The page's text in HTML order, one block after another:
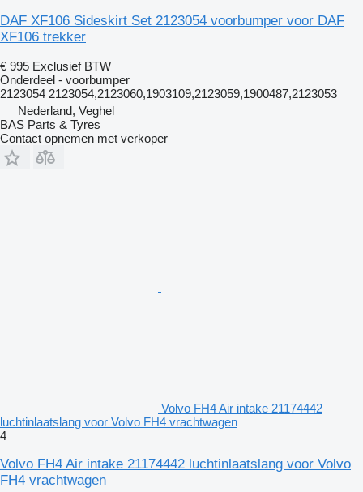
DAF XF106 Sideskirt Set 2123054 voorbumper voor DAF
XF106 trekker
€ 995 Exclusief BTW
Onderdeel - voorbumper
2123054 2123054,2123060,1903109,2123059,1900487,2123053
Nederland, Veghel
BAS Parts & Tyres
Contact opnemen met verkoper
Volvo FH4 Air intake 21174442
luchtinlaatslang voor Volvo FH4 vrachtwagen
4
Volvo FH4 Air intake 21174442 luchtinlaatslang voor Volvo
FH4 vrachtwagen